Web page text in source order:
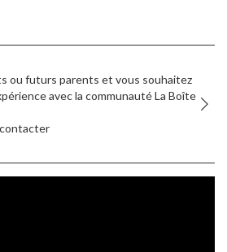
ou futurs parents et vous souhaitez
avec la communauté La Boîte